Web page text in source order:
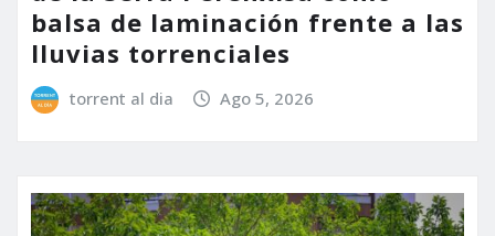
balsa de laminación frente a las
lluvias torrenciales
torrent al dia Ago 5, 2026